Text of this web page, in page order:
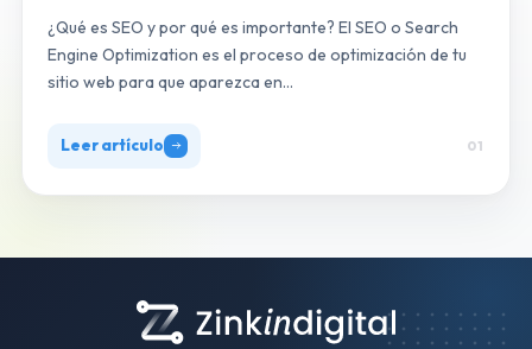
¿Qué es SEO y por qué es importante? El SEO o Search
Engine Optimization es el proceso de optimización de tu
sitio web para que aparezca en…
Leer artículo 01